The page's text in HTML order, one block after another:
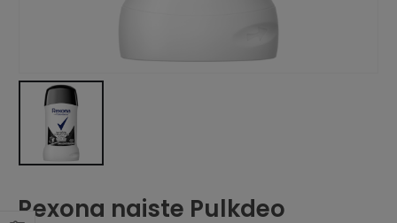
Rexona naiste Pulkdeo